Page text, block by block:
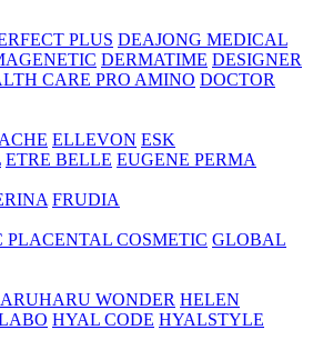
PLUS DEAJONG MEDICAL
DERMATIME DESIGNER
CARE PRO AMINO DOCTOR
ELLEVON ESK
ETRE BELLE EUGENE PERMA
FRUDIA
PLACENTAL COSMETIC GLOBAL
WONDER HELEN
HYAL CODE HYALSTYLE